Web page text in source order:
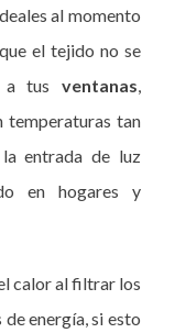
al momento
el tejido no se
a tus ventanas,
temperaturas tan
entrada de luz
en hogares y
calor al filtrar los
energía, si esto